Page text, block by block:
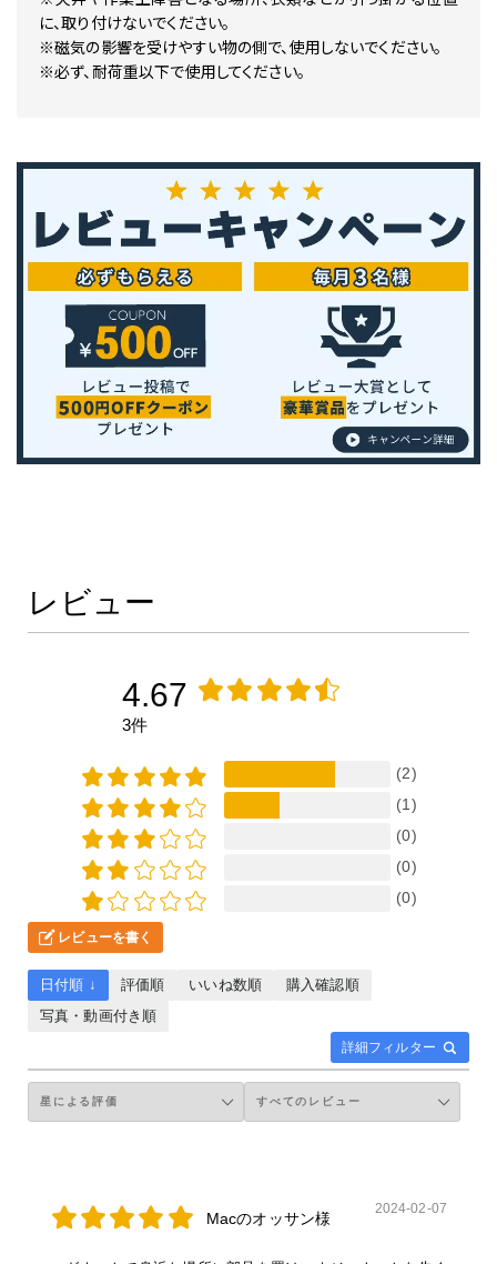
に、取り付けないでください。
※磁気の影響を受けやすい物の側で、使用しないでください。
※必ず、耐荷重以下で使用してください。
レビュー
4.67
3件
(2)
(1)
(0)
(0)
(0)
レビューを書く
詳細フィルター
日付順 ↓ 評価順 いいね数順
購入確認順
写真・動画付き順
Macのオッサン様
2024-02-07